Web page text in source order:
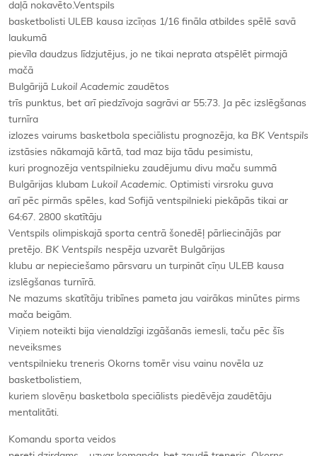
daļā nokavēto.Ventspils
basketbolisti ULEB kausa izcīņas 1/16 fināla atbildes spēlē savā
laukumā
pievīla daudzus līdzjutējus, jo ne tikai neprata atspēlēt pirmajā
mačā
Bulgārijā Lukoil Academic zaudētos
trīs punktus, bet arī piedzīvoja sagrāvi ar 55:73. Ja pēc izslēgšanas
turnīra
izlozes vairums basketbola speciālistu prognozēja, ka BK Ventspils
izstāsies nākamajā kārtā, tad maz bija tādu pesimistu,
kuri prognozēja ventspilnieku zaudējumu divu maču summā
Bulgārijas klubam Lukoil Academic. Optimisti virsroku guva
arī pēc pirmās spēles, kad Sofijā ventspilnieki piekāpās tikai ar
64:67. 2800 skatītāju
Ventspils olimpiskajā sporta centrā šonedēļ pārliecinājās par
pretējo. BK Ventspils nespēja uzvarēt Bulgārijas
klubu ar nepieciešamo pārsvaru un turpināt cīņu ULEB kausa
izslēgšanas turnīrā.
Ne mazums skatītāju tribīnes pameta jau vairākas minūtes pirms
mača beigām.
Viņiem noteikti bija vienaldzīgi izgāšanās iemesli, taču pēc šīs
neveiksmes
ventspilnieku treneris Okorns tomēr visu vainu novēla uz
basketbolistiem,
kuriem slovēņu basketbola speciālists piedēvēja zaudētāju
mentalitāti.
Komandu sporta veidos